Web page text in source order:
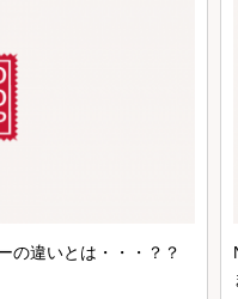
の違いとは・・・？？